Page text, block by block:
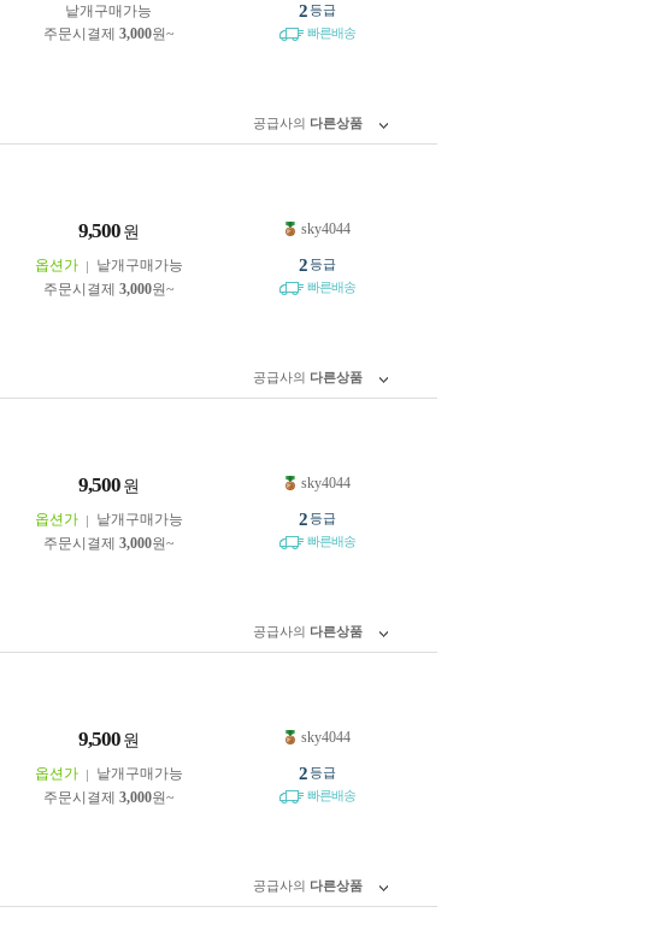
낱개구매가능
주문시결제 3,000원~
2등급
빠른배송
공급사의 다른상품
9,500 원
옵션가
낱개구매가능
주문시결제 3,000원~
sky4044
2등급
빠른배송
공급사의 다른상품
9,500 원
옵션가
낱개구매가능
주문시결제 3,000원~
sky4044
2등급
빠른배송
공급사의 다른상품
9,500 원
옵션가
낱개구매가능
주문시결제 3,000원~
sky4044
2등급
빠른배송
공급사의 다른상품